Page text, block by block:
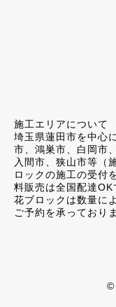
施工エリアについて
埼玉県蓮田市を中心
市、鴻巣市、白岡市
入間市、狭山市等（
ロックの施工の受付
料販売は全国配達OK
花ブロックは数量に
ご予約を承っており
©